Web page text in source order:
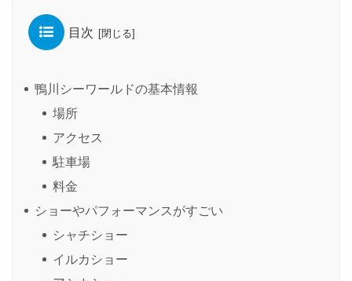
目次
鴨川シーワールドの基本情報
場所
アクセス
駐車場
料金
ショーやパフォーマンスがすごい
シャチショー
イルカショー